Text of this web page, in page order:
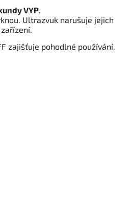
VYP
Ultrazvuk narušuje jejich
zajišťuje pohodlné používání.